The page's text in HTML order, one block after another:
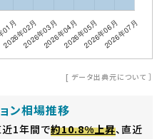
[ データ出典元について ］
ン相場推移
1年間で約10.8%上昇、直近